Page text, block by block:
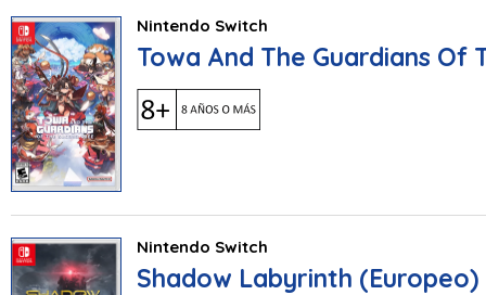
Nintendo Switch
Towa And The Guardians Of
Nintendo Switch
Shadow Labyrinth (Europeo)